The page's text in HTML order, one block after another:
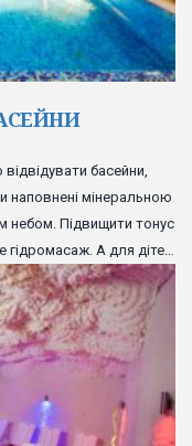
басейни,
наповнені мінеральною
небом. Підвищити тонус
А для дітей
і надувними іграшками.